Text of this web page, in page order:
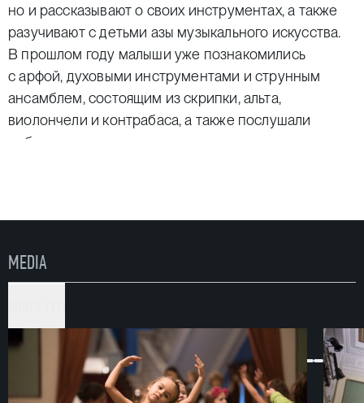
но и рассказывают о своих инструментах, а также
разучивают с детьми азы музыкального искусства.
В прошлом году малыши уже познакомились
с арфой, духовыми инструментами и струнным
ансамблем, состоящим из скрипки, альта,
виолончели и контрабаса, а также послушали
небольшие вокальные сочинения.
Организаторами проекта «Музыка малышам»
выступают автономная некоммерческая
театр оперы и балета.
MEDIA